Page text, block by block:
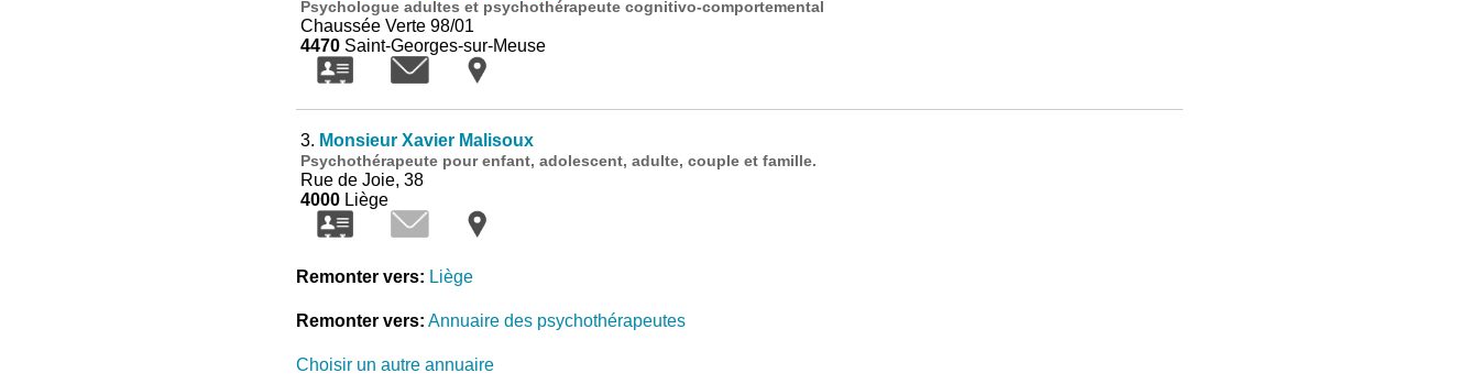
Psychologue adultes et psychothérapeute cognitivo-comportemental
Chaussée Verte 98/01
4470Saint-Georges-sur-Meuse
3. Monsieur Xavier Malisoux
Psychothérapeute pour enfant, adolescent, adulte, couple et famille.
Rue de Joie, 38
4000Liège
Remonter vers: Liège
Remonter vers: Annuaire des psychothérapeutes
Choisir un autre annuaire